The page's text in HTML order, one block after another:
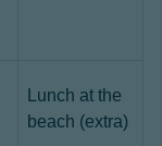
Lunch at the
beach (extra)